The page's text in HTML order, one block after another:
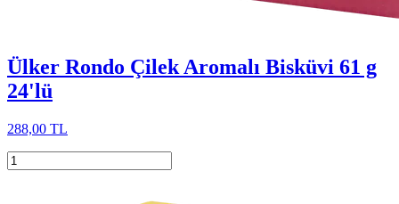
Ülker Rondo Çilek Aromalı Bisküvi 61 g
24'lü
288,00 TL